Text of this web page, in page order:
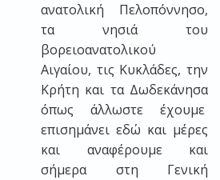
ανατολική Πελοπόννησο,
τα νησιά του
βορειοανατολικού
Αιγαίου, τις Κυκλάδες, την
Κρήτη και τα Δωδεκάνησα
όπως άλλωστε έχουμε
επισημάνει εδώ και μέρες
και αναφέρουμε και
σήμερα στη Γενική